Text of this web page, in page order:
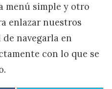
menú simple y otro
enlazar nuestros
navegarla en
con lo que se